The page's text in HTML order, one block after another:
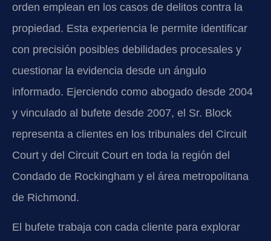
orden emplean en los casos de delitos contra la
propiedad. Esta experiencia le permite identificar
con precisión posibles debilidades procesales y
cuestionar la evidencia desde un ángulo
informado. Ejerciendo como abogado desde 2004
y vinculado al bufete desde 2007, el Sr. Block
representa a clientes en los tribunales del Circuit
Court y del Circuit Court en toda la región del
Condado de Rockingham y el área metropolitana
de Richmond.
El bufete trabaja con cada cliente para explorar